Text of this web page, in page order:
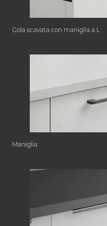
Gola scavata con maniglia a L
Maniglia